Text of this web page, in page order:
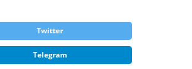
Twitter
Telegram